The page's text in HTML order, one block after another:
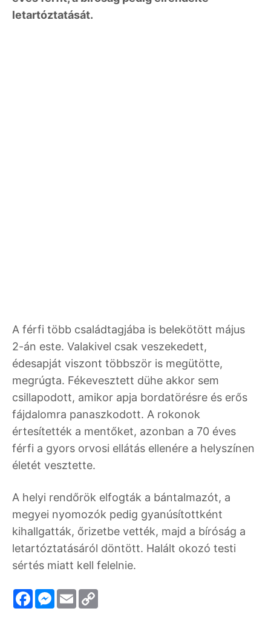
letartóztatását.
A férfi több családtagjába is belekötött május
2-án este. Valakivel csak veszekedett,
édesapját viszont többször is megütötte,
megrúgta. Fékevesztett dühe akkor sem
csillapodott, amikor apja bordatörésre és erős
fájdalomra panaszkodott. A rokonok
értesítették a mentőket, azonban a 70 éves
férfi a gyors orvosi ellátás ellenére a helyszínen
életét vesztette.
A helyi rendőrök elfogták a bántalmazót, a
megyei nyomozók pedig gyanúsítottként
kihallgatták, őrizetbe vették, majd a bíróság a
letartóztatásáról döntött. Halált okozó testi
sértés miatt kell felelnie.
F
a
M
e
E
m